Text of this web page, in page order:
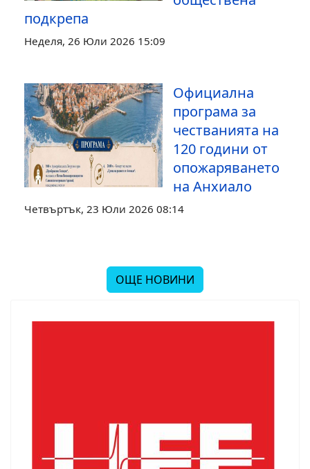
подкрепа
Неделя, 26 Юли 2026 15:09
Официална
програма за
честванията на
120 години от
опожаряването
на Анхиало
Четвъртък, 23 Юли 2026 08:14
ОЩЕ НОВИНИ